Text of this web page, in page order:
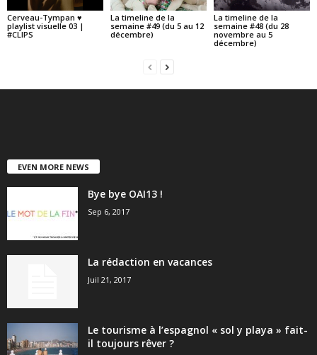
Cerveau-Tympan ♥
playlist visuelle 03 |
#CLIPS
La timeline de la
semaine #49 (du 5 au 12
décembre)
La timeline de la
semaine #48 (du 28
novembre au 5
décembre)
EVEN MORE NEWS
Bye bye OAI13 !
Sep 6, 2017
La rédaction en vacances
Juil 21, 2017
Le tourisme à l’espagnol « sol y playa » fait-
il toujours rêver ?